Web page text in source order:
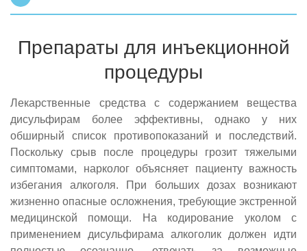
Препараты для инъекционной
процедуры
Лекарственные средства с содержанием вещества
дисульфирам более эффективны, однако у них
обширный список противопоказаний и последствий.
Поскольку срыв после процедуры грозит тяжелыми
симптомами, нарколог объясняет пациенту важность
избегания алкоголя. При больших дозах возникают
жизненно опасные осложнения, требующие экстренной
медицинской помощи. На кодирование уколом с
применением дисульфирама алкоголик должен идти